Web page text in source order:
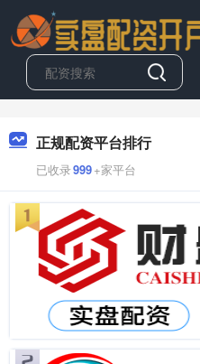
正规配资平台排行
已收录999+家平台